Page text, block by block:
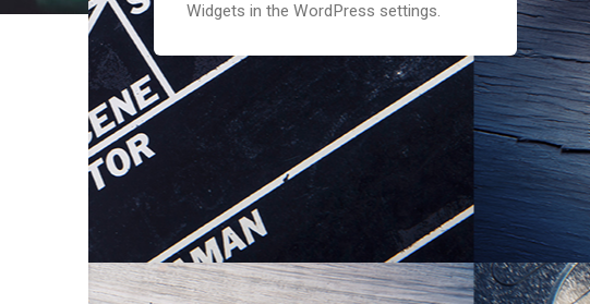
Widgets in the WordPress settings.